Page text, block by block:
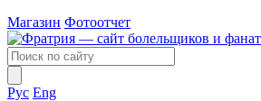
Магазин Фотоотчет
Рус Eng